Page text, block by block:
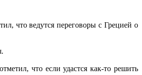
что ведутся переговоры с Грецией о
что если удастся как-то решить